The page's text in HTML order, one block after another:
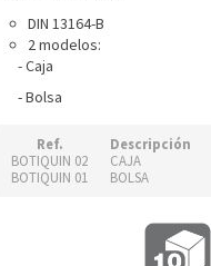
DIN 13164-B
2 modelos:
- Caja
- Bolsa
Ref.
BOTIQUIN 02
BOTIQUIN 01
Descripción
CAJA
BOLSA